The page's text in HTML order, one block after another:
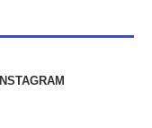
INSTAGRAM